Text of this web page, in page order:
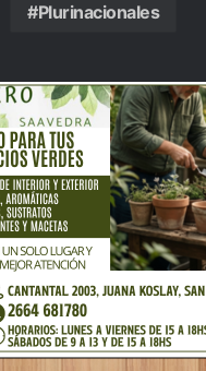
Plurinacionales